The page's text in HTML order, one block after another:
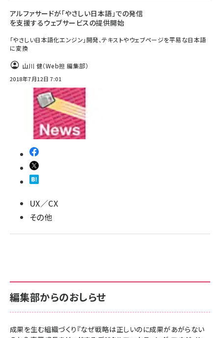
アルファサードが「やさしい日本語」での発信
を支援するウェブサービスの提供開始
「やさしい日本語化エンジン」開発、テキストやウェブページを平易な日本語
に変換
山川 健（Web担 編集部）
2018年7月12日 7:01
UX／CX
その他
編集部からのおしらせ
成果を生む組織づくり『なぜ戦略は正しいのに成果があがらない